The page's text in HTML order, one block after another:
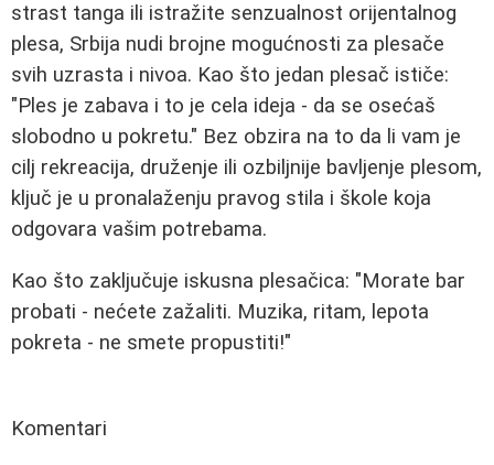
strast tanga ili istražite senzualnost orijentalnog
plesa, Srbija nudi brojne mogućnosti za plesače
svih uzrasta i nivoa. Kao što jedan plesač ističe:
"Ples je zabava i to je cela ideja - da se osećaš
slobodno u pokretu." Bez obzira na to da li vam je
cilj rekreacija, druženje ili ozbiljnije bavljenje plesom,
ključ je u pronalaženju pravog stila i škole koja
odgovara vašim potrebama.
Kao što zaključuje iskusna plesačica: "Morate bar
probati - nećete zažaliti. Muzika, ritam, lepota
pokreta - ne smete propustiti!"
Komentari